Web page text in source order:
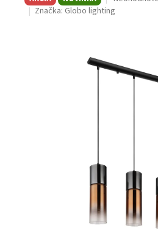
hodnotenie
5
hviezdičiek.
Značka: Globo lighting